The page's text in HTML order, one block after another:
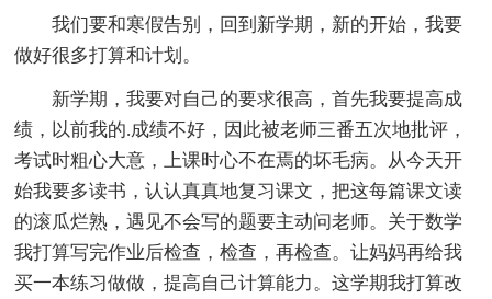
我们要和寒假告别，回到新学期，新的开始，我要
做好很多打算和计划。
新学期，我要对自己的要求很高，首先我要提高成
绩，以前我的.成绩不好，因此被老师三番五次地批评，
考试时粗心大意，上课时心不在焉的坏毛病。从今天开
始我要多读书，认认真真地复习课文，把这每篇课文读
的滚瓜烂熟，遇见不会写的题要主动问老师。关于数学
我打算写完作业后检查，检查，再检查。让妈妈再给我
买一本练习做做，提高自己计算能力。这学期我打算改